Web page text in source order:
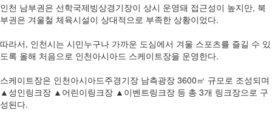
인천 남부권은 선학국제빙상경기장이 상시 운영돼 접근성이 높지만, 북
부권은 겨울철 체육시설이 상대적으로 부족한 상황이었다.
따라서, 인천시는 시민누구나 가까운 도심에서 겨울 스포츠를 즐길 수 있
도록 올해 처음으로 인천아시아드 스케이트장을 운영한다.
스케이트장은 인천아시아드주경기장 남측광장 3600㎡ 규모로 조성되며
▲성인링크장 ▲어린이링크장 ▲이벤트링크장 등 총 3개 링크장으로 구
성된다.